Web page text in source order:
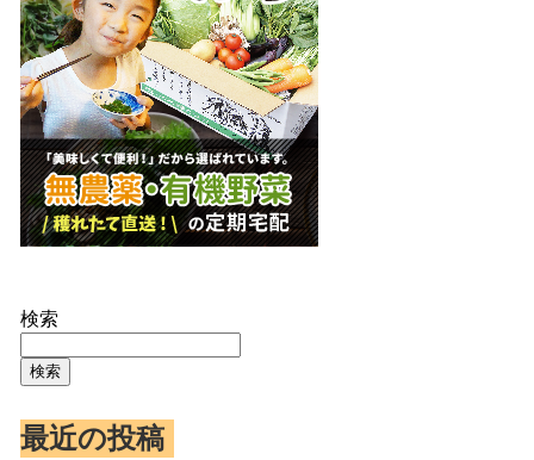
検索
検索
最近の投稿